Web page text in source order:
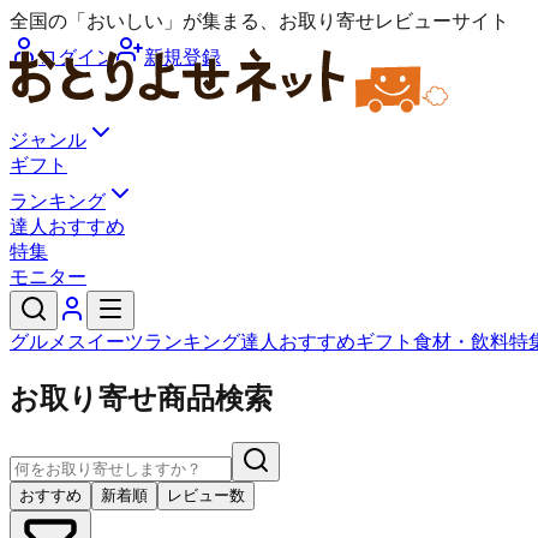
全国の「おいしい」が集まる、お取り寄せレビューサイト
ログイン
新規登録
ジャンル
ギフト
ランキング
達人おすすめ
特集
モニター
グルメ スイーツランキング達人おすすめギフト 食材・飲料特
お取り寄せ商品検索
おすすめ 新着順 レビュー数